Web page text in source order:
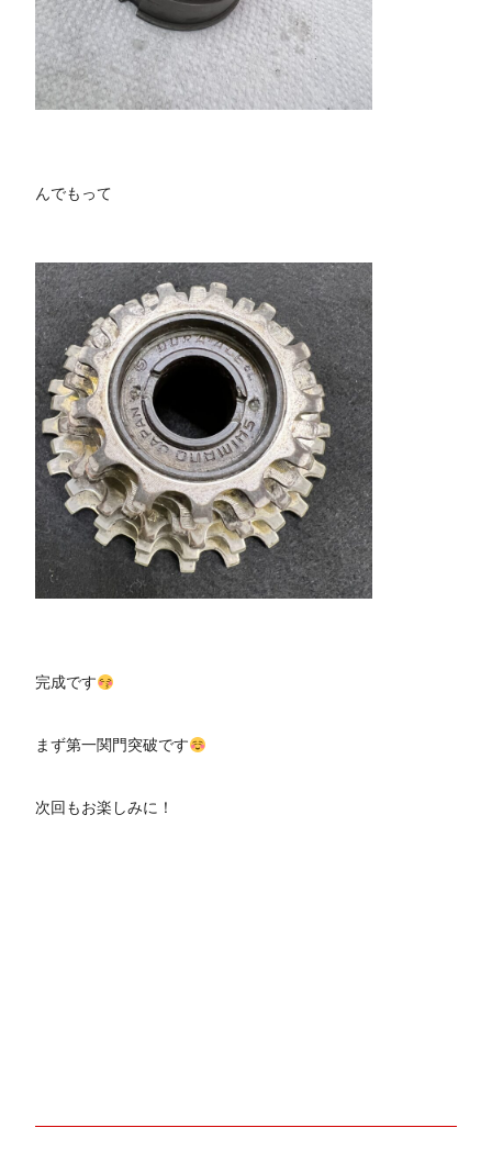
んでもって
完成です
まず第一関門突破です
次回もお楽しみに！